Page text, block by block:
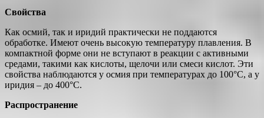
Свойства
Как осмий, так и иридий практически не поддаются
обработке. Имеют очень высокую температуру плавления. В
компактной форме они не вступают в реакции с активными
средами, такими как кислоты, щелочи или смеси кислот. Эти
свойства наблюдаются у осмия при температурах до 100°C, а у
иридия – до 400°C.
Распространение